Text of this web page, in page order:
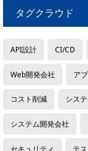
タグクラウド
API設計 CI/CD
Web開発会社 ア
コスト削減 シス
システム開発会社
セキュリティ テ